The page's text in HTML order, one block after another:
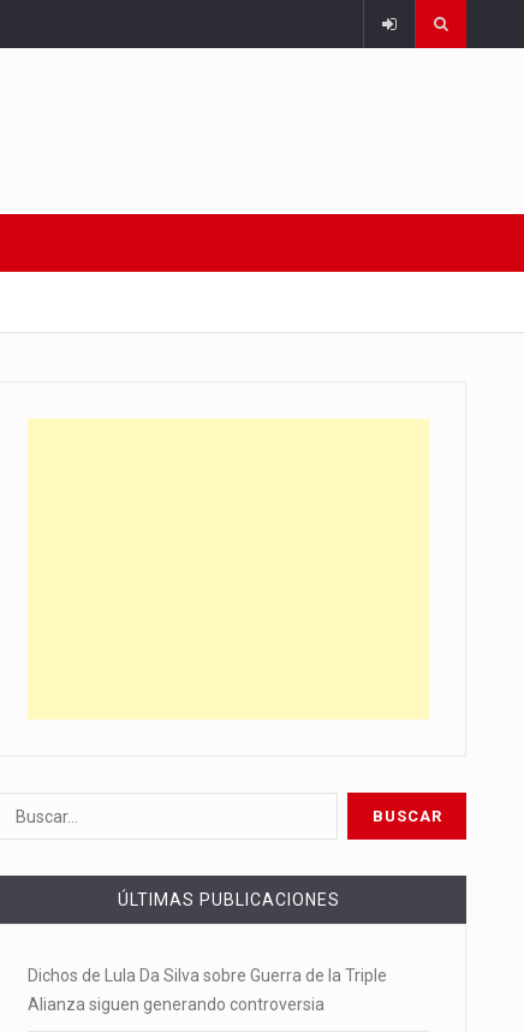
ÚLTIMAS PUBLICACIONES
Dichos de Lula Da Silva sobre Guerra de la Triple
Alianza siguen generando controversia